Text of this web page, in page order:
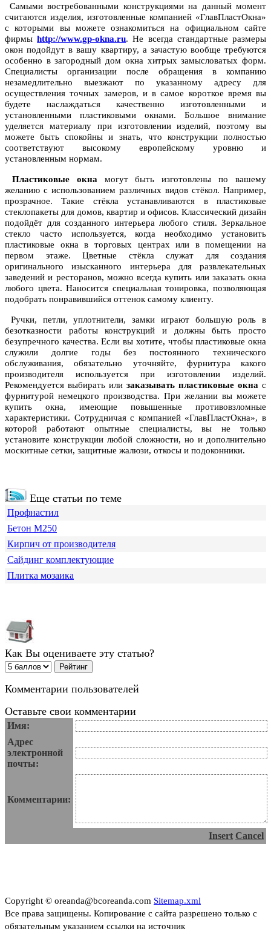
Самыми востребованными конструкциями на данный момент
считаются изделия, изготовленные компанией «ГлавПластОкна»
с которыми вы можете ознакомиться на официальном сайте
фирмыhttp://www.gp-okna.ru. Не всегда стандартные размеры
окон подойдут в вашу квартиру, а зачастую вообще требуются
особенно в загородный дом окна хитрых замысловатых форм.
Специалисты организации после обращения в компанию
незамедлительно выезжают по указанному адресу для
осуществления точных замеров, и в самое короткое время вы
будете наслаждаться качественно изготовленными и
установленными пластиковыми окнами. Большое внимание
уделяется материалу при изготовлении изделий, поэтому вы
можете быть спокойны и знать, что конструкции полностью
соответствуют высокому европейскому уровню и
установленным нормам.
Пластиковые окна могут быть изготовлены по вашему
желанию с использованием различных видов стёкол. Например,
прозрачное. Такие стёкла устанавливаются в пластиковые
стеклопакеты для домов, квартир и офисов. Классический дизайн
подойдёт для созданного интерьера любого стиля. Зеркальное
стекло часто используется, когда необходимо установить
пластиковые окна в торговых центрах или в помещении на
первом этаже. Цветные стёкла служат для создания
оригинального изысканного интерьера для развлекательных
заведений и ресторанов, можно всегда купить или заказать окна
любого цвета. Наносится специальная тонировка, позволяющая
подобрать понравившийся оттенок самому клиенту.
Ручки, петли, уплотнители, замки играют большую роль в
безотказности работы конструкций и должны быть просто
безупречного качества. Если вы хотите, чтобы пластиковые окна
служили долгие годы без постоянного технического
обслуживания, обязательно уточняйте, фурнитура какого
производителя используется при изготовлении изделий.
Рекомендуется выбирать или заказывать пластиковые окна с
фурнитурой немецкого производства. При желании вы можете
купить окна, имеющие повышенные противовзломные
характеристики. Сотрудничая с компанией «ГлавПластОкна», в
которой работают опытные специалисты, вы не только
установите конструкции любой сложности, но и дополнительно
москитные сетки, защитные жалюзи, откосы и подоконники.
Еще статьи по теме
Профнастил
Бетон М250
Кирпич от производителя
Сайдинг комплектующие
Плитка мозаика
Как Вы оцениваете эту статью?
Комментарии пользователей
Оставьте свои комментарии
Имя:
Адрес
электронной
почты:
Комментарии:
Insert Cancel
Copyright © oreanda@bcoreanda.com Sitemap.xml
Все права защищены. Копирование с сайта разрешено только с
обязательным указанием ссылки на источник